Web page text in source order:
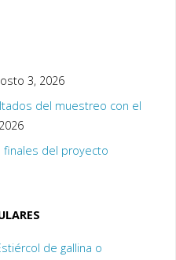
3, 2026
del muestreo con el
del proyecto
de gallina o